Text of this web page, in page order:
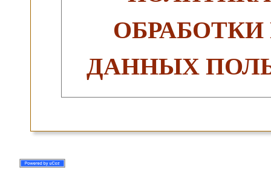
ДАННЫХ